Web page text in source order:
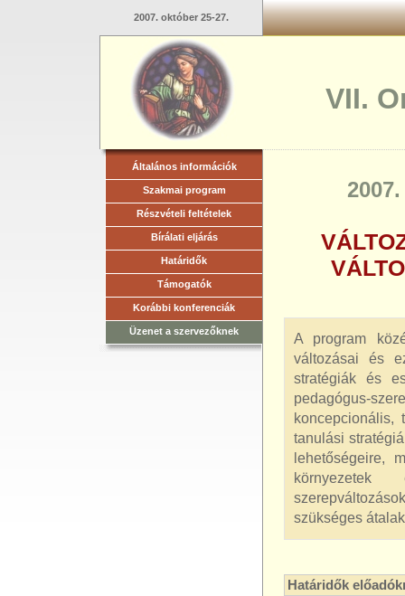
2007. október 25-27.
VII.
Általános információk
Szakmai program
Részvételi feltételek
Bírálati eljárás
Határidők
Támogatók
Korábbi konferenciák
Üzenet a szervezőknek
A program
változásai és
stratégiák és
pedagógus-
koncepcionális,
tanulási
lehetőségeire,
környezetek
szükséges
Határidők